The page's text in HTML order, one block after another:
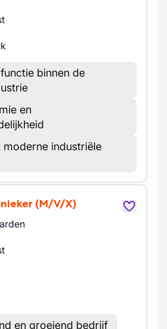
binnen de
en
moderne industriële
(M/V/X)
en groeiend bedrijf